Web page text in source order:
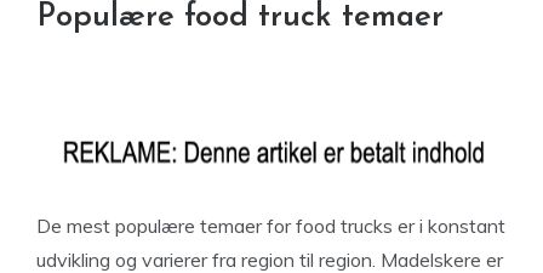
Populære food truck temaer
De mest populære temaer for food trucks er i konstant
udvikling og varierer fra region til region. Madelskere er